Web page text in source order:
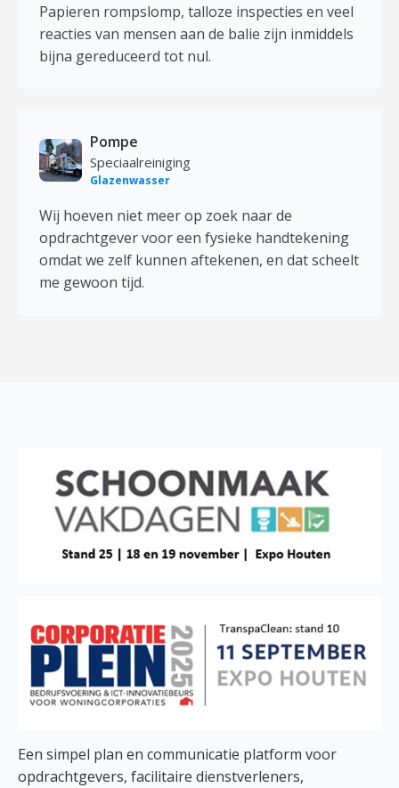
Papieren rompslomp, talloze inspecties en veel
reacties van mensen aan de balie zijn inmiddels
bijna gereduceerd tot nul.
Pompe
Speciaalreiniging
Glazenwasser
Wij hoeven niet meer op zoek naar de
opdrachtgever voor een fysieke handtekening
omdat we zelf kunnen aftekenen, en dat scheelt
me gewoon tijd.
Een simpel plan en communicatie platform voor
opdrachtgevers, facilitaire dienstverleners,